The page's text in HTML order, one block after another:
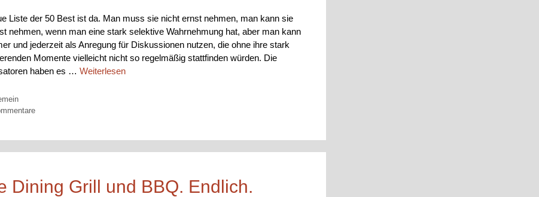
Liste der 50 Best ist da. Man muss sie nicht ernst nehmen, man kann sie
nehmen, wenn man eine stark selektive Wahrnehmung hat, aber man kann
und jederzeit als Anregung für Diskussionen nutzen, die ohne ihre stark
Momente vielleicht nicht so regelmäßig stattfinden würden. Die
haben es … Weiterlesen
Dining Grill und BBQ. Endlich.